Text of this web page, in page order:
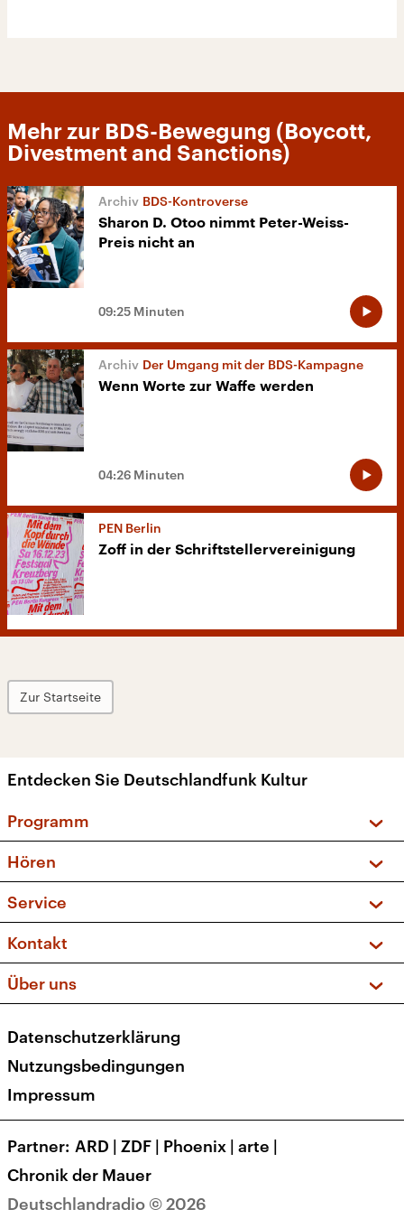
Mehr zur BDS-Bewegung (Boycott,
Divestment and Sanctions)
BDS-Kontroverse
Sharon D. Otoo nimmt Peter-Weiss-
Preis nicht an
09:25 Minuten
Der Umgang mit der BDS-Kampagne
Wenn Worte zur Waffe werden
04:26 Minuten
PEN Berlin
Zoff in der Schriftstellervereinigung
Zur Startseite
Entdecken Sie Deutschlandfunk Kultur
Programm
Sendungen und Podcasts
Musikliste
Kakadu – Das Kinderprogramm
Hören
Frequenzen (UKW + DAB+)
Service
FAQ
Apps
Newsletter
Veranstaltungen
Kontakt
Social Media
Über uns
Presse
Karriere
Transparenz
Deutschlandradio © 2026
Datenschutzerklärung
Nutzungsbedingungen
Impressum
Partner ARD | ZDF | Phoenix | arte |
Chronik der Mauer